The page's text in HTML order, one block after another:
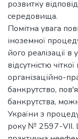
розвитку
середовища.
Помітна увага
іноземної
його реалізації
відсутністю
організаційно-
банкрутство,
банкрутства,
України з
року № 2597-VII.